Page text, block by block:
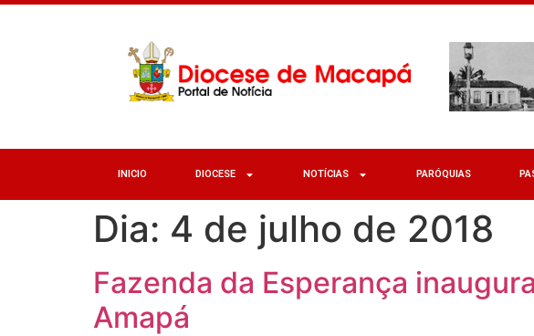
INICIO DIOCESE NOTÍCIAS PARÓQUIAS
Dia: 4 de julho de 2018
Fazenda da Esperança
Amapá